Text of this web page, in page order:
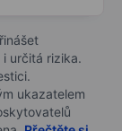
určitá rizika.
ukazatelem